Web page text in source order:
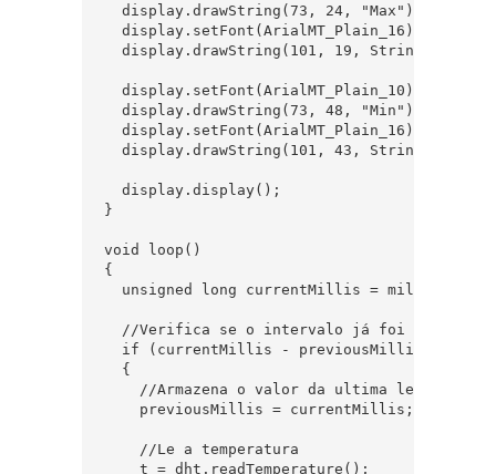
  display.drawString(73, 24, "Max");
  display.setFont(ArialMT_Plain_16);
display.drawString(101, 19,
  display.setFont(ArialMT_Plain_10);
  display.drawString(73, 48, "Min");
  display.setFont(ArialMT_Plain_16);
display.drawString(101, 43,
  display.display();
}
void loop()
{
  unsigned long currentMillis = millis();
  //Verifica se o intervalo já foi atingido
if (currentMillis - previousMillis >=
  {
    //Armazena o valor da ultima leitura
    previousMillis = currentMillis;
    //Le a temperatura
    t = dht.readTemperature();